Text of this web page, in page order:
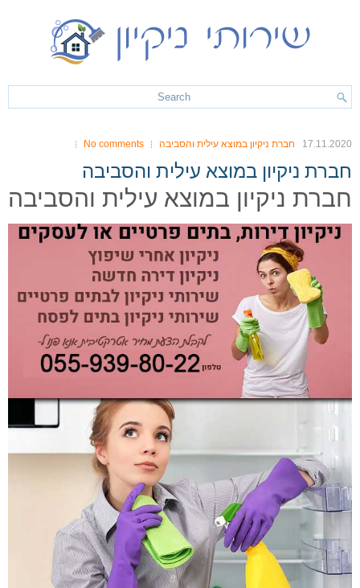
17.11.2020 חברת ניקיון במוצא עילית והסביבה No comments
חברת ניקיון במוצא עילית והסביבה
חברת ניקיון במוצא עילית והסביבה